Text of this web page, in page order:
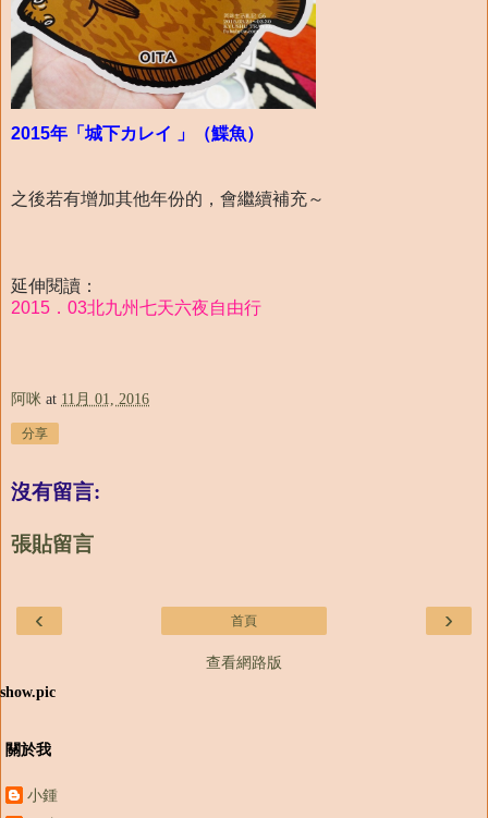
2015年「城下カレイ 」（鰈魚）
之後若有增加其他年份的，會繼續補充～
延伸閱讀：
2015．03北九州七天六夜自由行
阿咪 at 11月 01, 2016
分享
沒有留言:
張貼留言
‹ ›
首頁
查看網路版
show.pic
關於我
小鍾